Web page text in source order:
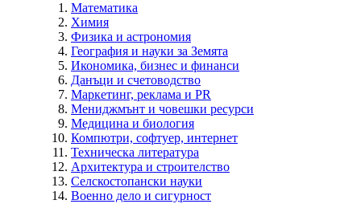
Математика
Химия
Физика и астрономия
География и науки за Земята
Икономика, бизнес и финанси
Данъци и счетоводство
Маркетинг, реклама и PR
Мениджмънт и човешки ресурси
Медицина и биология
Компютри, софтуер, интернет
Техническа литература
Архитектура и строителство
Селскостопански науки
Военно дело и сигурност